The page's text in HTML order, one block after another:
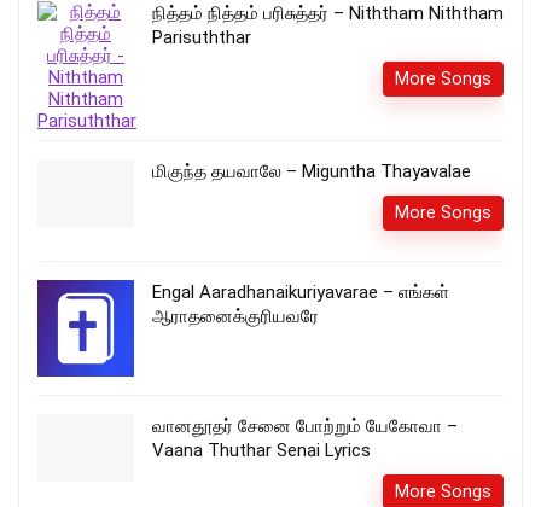
நித்தம் நித்தம் பரிசுத்தர் – Niththam Niththam
Parisuththar
More Songs
மிகுந்த தயவாலே – Miguntha Thayavalae
More Songs
Engal Aaradhanaikuriyavarae – எங்கள்
ஆராதனைக்குரியவரே
வானதூதர் சேனை போற்றும் யேகோவா –
Vaana Thuthar Senai Lyrics
More Songs